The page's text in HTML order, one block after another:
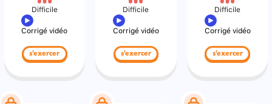
Difficile
Corrigé vidéo
s'exercer
Difficile
Corrigé vidéo
s'exercer
Difficile
Corrigé vidéo
s'exercer